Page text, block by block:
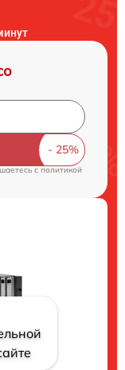
cполитикой